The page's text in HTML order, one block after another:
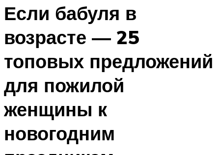
Если бабуля в
возрасте — 25
топовых предложений
для пожилой
женщины к
новогодним